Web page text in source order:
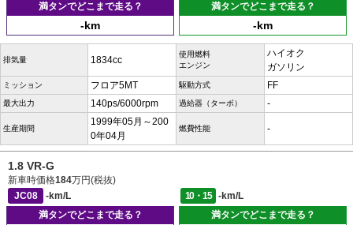
満タンでどこまで走る？
-km
満タンでどこまで走る？
-km
排気量 1834cc
使用燃料
エンジン
ハイオク
ガソリン
ミッション フロア5MT 駆動方式 FF
最大出力 140ps/6000rpm 過給器（ターボ） -
生産期間
1999年05月～200
0年04月
燃費性能 -
1.8 VR-G
新車時価格184万円(税抜)
JC08
-km/L 10・15
-km/L
満タンでどこまで走る？
満タンでどこまで走る？